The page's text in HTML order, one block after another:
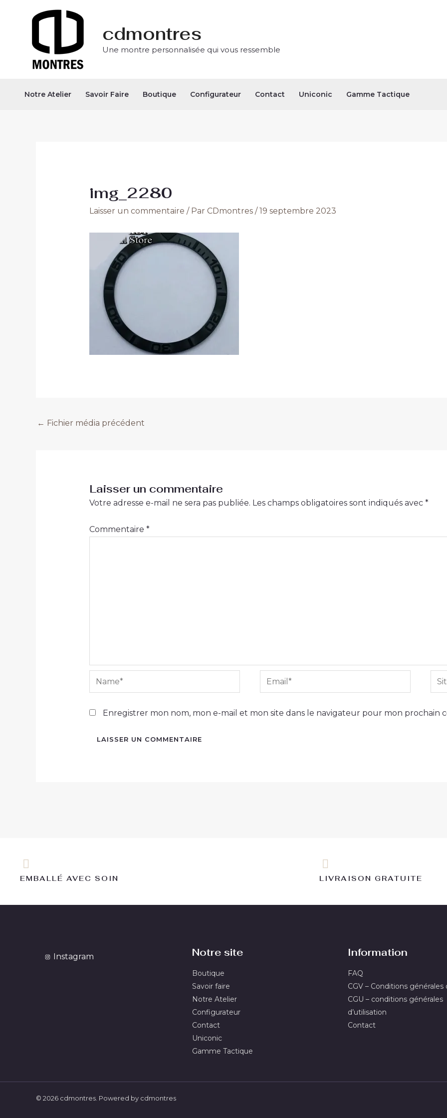
cdmontres
Une montre personnalisée qui vous ressemble
Notre Atelier Savoir Faire Boutique Configurateur Contact Uniconic Gamme Tactique
img_2280
Laisser un commentaire / Par CDmontres / 19 septembre 2023
des
← Fichier média précédent
Laisser un commentaire
Votre adresse e-mail ne sera pas publiée. Les champs obligatoires sont indiqués avec *
Commentaire *
Name* Email*
Site
Enregistrer mon nom, mon e-mail et mon site dans le navigateur pour mon prochain
EMBALLÉ AVEC SOIN LIVRAISON GRATUITE
Instagram Notre site
Boutique
Savoir faire
Notre Atelier
Configurateur
Contact
Uniconic
Gamme Tactique
Information
FAQ
CGV – Conditions
CGU – conditions générales
d’utilisation
Contact
© 2026 cdmontres. Powered by cdmontres